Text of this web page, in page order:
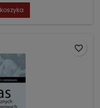
favorite_border